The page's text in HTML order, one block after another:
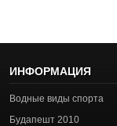
ИНФОРМАЦИЯ
Водные виды спорта
Будапешт 2010